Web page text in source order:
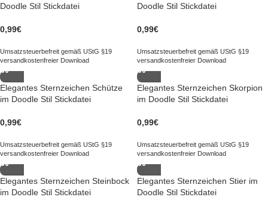
Doodle Stil Stickdatei
0,99€
Umsatzsteuerbefreit gemäß UStG §19
versandkostenfreier Download
Doodle Stil Stickdatei
0,99€
Umsatzsteuerbefreit gemäß UStG §19
versandkostenfreier Download
Elegantes Sternzeichen Schütze
im Doodle Stil Stickdatei
0,99€
Umsatzsteuerbefreit gemäß UStG §19
versandkostenfreier Download
Elegantes Sternzeichen Skorpion
im Doodle Stil Stickdatei
0,99€
Umsatzsteuerbefreit gemäß UStG §19
versandkostenfreier Download
Elegantes Sternzeichen Steinbock
im Doodle Stil Stickdatei
Elegantes Sternzeichen Stier im
Doodle Stil Stickdatei